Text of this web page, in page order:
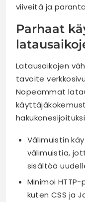
viiveitä ja
Parhaat
Latausaikojen
tavoite
Nopeammat
Välimuistin
välimuistia,
sisältöä
Minimoi
kuten CSS ja